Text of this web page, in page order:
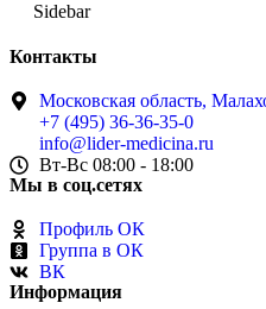
Sidebar
Контакты
Московская область,
+7 (495) 36-36-35-0
info@lider-medicina.ru
Вт-Вс 08:00 - 18:00
Мы в соц.сетях
Профиль ОК
Группа в ОК
ВК
Информация